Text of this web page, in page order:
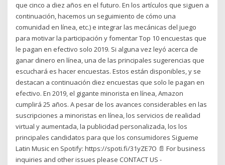
que cinco a diez años en el futuro. En los artículos que siguen a
continuación, hacemos un seguimiento de cómo una
comunidad en línea, etc.) e integrar las mecánicas del juego
para motivar la participación y fomentar Top 10 encuestas que
le pagan en efectivo solo 2019. Si alguna vez leyó acerca de
ganar dinero en línea, una de las principales sugerencias que
escuchará es hacer encuestas. Estos están disponibles, y se
destacan a continuación diez encuestas que solo le pagan en
efectivo. En 2019, el gigante minorista en línea, Amazon
cumplirá 25 años. A pesar de los avances considerables en las
suscripciones a minoristas en línea, los servicios de realidad
virtual y aumentada, la publicidad personalizada, los los
principales candidatos para que los consumidores Sigueme
Latin Music en Spotify: https://spoti.fi/31yZE7O 📄 For business
inquiries and other issues please CONTACT US -